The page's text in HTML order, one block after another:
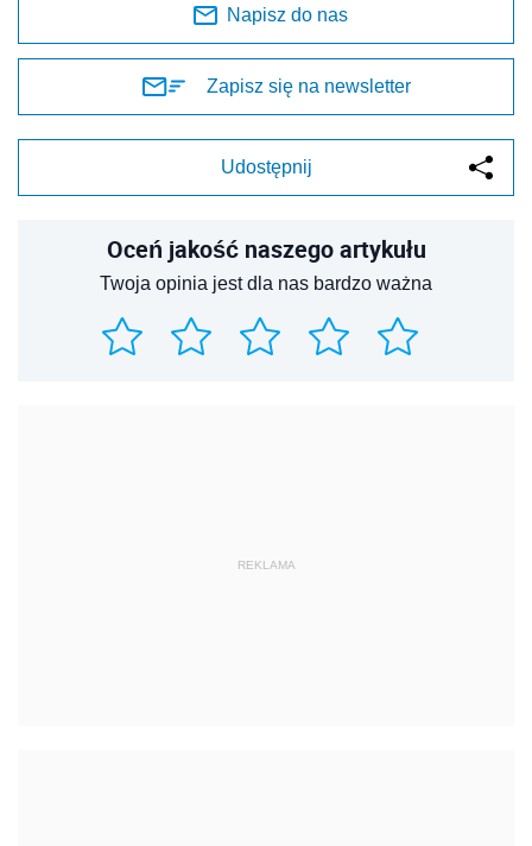
Napisz do nas
Zapisz się na newsletter
Udostępnij
Oceń jakość naszego artykułu
Twoja opinia jest dla nas bardzo ważna
REKLAMA